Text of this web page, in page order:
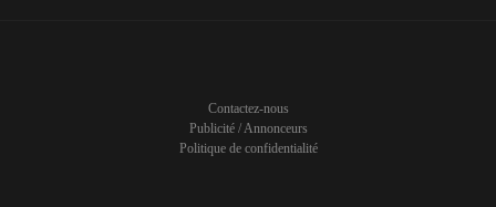
Contactez-nous
Publicité / Annonceurs
Politique de confidentialité